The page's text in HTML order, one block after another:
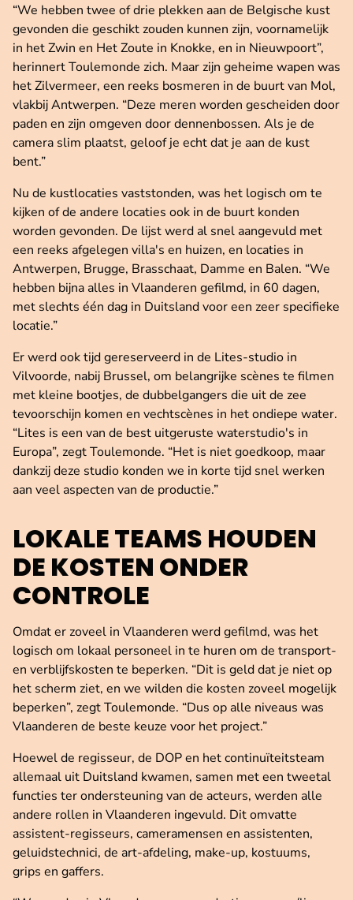
“We hebben twee of drie plekken aan de Belgische kust
gevonden die geschikt zouden kunnen zijn, voornamelijk
in het Zwin en Het Zoute in Knokke, en in Nieuwpoort”,
herinnert Toulemonde zich. Maar zijn geheime wapen was
het Zilvermeer, een reeks bosmeren in de buurt van Mol,
vlakbij Antwerpen. “Deze meren worden gescheiden door
paden en zijn omgeven door dennenbossen. Als je de
camera slim plaatst, geloof je echt dat je aan de kust
bent.”
Nu de kustlocaties vaststonden, was het logisch om te
kijken of de andere locaties ook in de buurt konden
worden gevonden. De lijst werd al snel aangevuld met
een reeks afgelegen villa's en huizen, en locaties in
Antwerpen, Brugge, Brasschaat, Damme en Balen. “We
hebben bijna alles in Vlaanderen gefilmd, in 60 dagen,
met slechts één dag in Duitsland voor een zeer specifieke
locatie.”
Er werd ook tijd gereserveerd in de Lites-studio in
Vilvoorde, nabij Brussel, om belangrijke scènes te filmen
met kleine bootjes, de dubbelgangers die uit de zee
tevoorschijn komen en vechtscènes in het ondiepe water.
“Lites is een van de best uitgeruste waterstudio's in
Europa”, zegt Toulemonde. “Het is niet goedkoop, maar
dankzij deze studio konden we in korte tijd snel werken
aan veel aspecten van de productie.”
LOKALE TEAMS HOUDEN
DE KOSTEN ONDER
CONTROLE
Omdat er zoveel in Vlaanderen werd gefilmd, was het
logisch om lokaal personeel in te huren om de transport-
en verblijfskosten te beperken. “Dit is geld dat je niet op
het scherm ziet, en we wilden die kosten zoveel mogelijk
beperken”, zegt Toulemonde. “Dus op alle niveaus was
Vlaanderen de beste keuze voor het project.”
Hoewel de regisseur, de DOP en het continuïteitsteam
allemaal uit Duitsland kwamen, samen met een tweetal
functies ter ondersteuning van de acteurs, werden alle
andere rollen in Vlaanderen ingevuld. Dit omvatte
assistent-regisseurs, cameramensen en assistenten,
geluidstechnici, de art-afdeling, make-up, kostuums,
grips en gaffers.